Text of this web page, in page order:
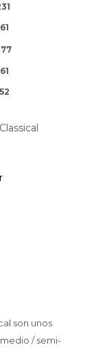
son unos
/ semi-